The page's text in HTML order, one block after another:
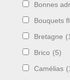
Bonnes
Bouquets
Bretagne
Brico (5)
Camélias